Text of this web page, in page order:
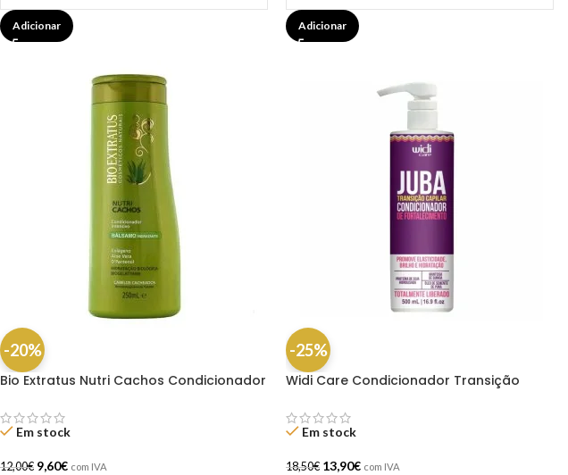
Adicionar Adicionar
-20%
Bio Extratus Nutri Cachos Condicionador
Em stock
12,00€ 9,60€ com IVA
-25%
Widi Care Condicionador Transição
Em stock
18,50€ 13,90€ com IVA